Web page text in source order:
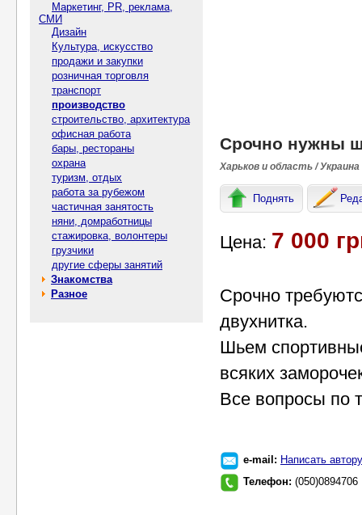
Маркетинг, PR, реклама,
СМИ
Дизайн
Культура, искусство
продажи и закупки
розничная торговля
транспорт
производство
строительство, архитектура
офисная работа
бары, рестораны
охрана
туризм, отдых
работа за рубежом
частичная занятость
няни, домработницы
стажировка, волонтеры
грузчики
другие сферы занятий
Знакомства
Разное
Срочно нужны
Харьков и область / Украина
Поднять
Цена: 7 000
Срочно
двухнитка.
Шьем
всяких
Все вопросы по
e-mail: Написать автору
Телефон: (050)0894706